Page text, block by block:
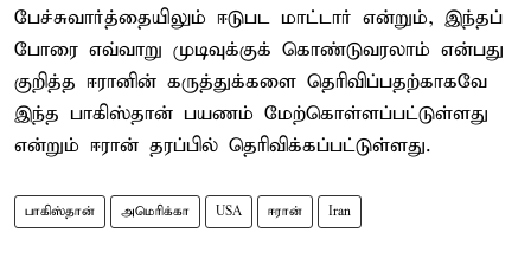
பேச்சுவார்த்தையிலும் ஈடுபட மாட்டார் என்றும், இந்தப்
போரை எவ்வாறு முடிவுக்குக் கொண்டுவரலாம் என்பது
குறித்த ஈரானின் கருத்துக்களை தெரிவிப்பதற்காகவே
இந்த பாகிஸ்தான் பயணம் மேற்கொள்ளப்பட்டுள்ளது
என்றும் ஈரான் தரப்பில் தெரிவிக்கப்பட்டுள்ளது.
பாகிஸ்தான் அமெரிக்கா USA ஈரான் Iran